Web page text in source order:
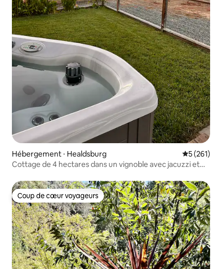
Hébergement ⋅ Healdsburg Évaluation
5 (261)
Cottage de 4 hectares dans un vignoble avec jacuzzi et
Coup de cœur voyageurs
Coup de cœur voyageurs